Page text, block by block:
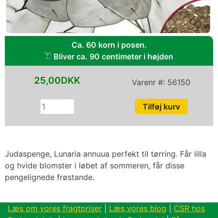
Judaspenge, Lunaria annuua perfekt til tørring. Får lilla
og hvide blomster i løbet af sommeren, får disse
pengelignede frøstande.
Varenr #: 56150
25,00DKK
Ca. 60 korn i posen.
Bliver ca. 90 centimeter i højden
Læs om vores fragtpriser Læs vores blog
CSR hos